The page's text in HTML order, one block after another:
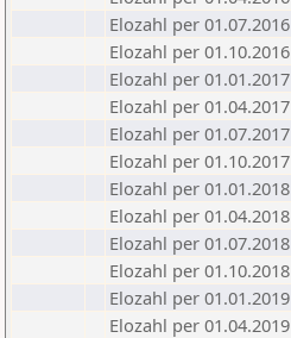
Elozahl per 01.07.2016
Elozahl per 01.10.2016
Elozahl per 01.01.2017
Elozahl per 01.04.2017
Elozahl per 01.07.2017
Elozahl per 01.10.2017
Elozahl per 01.01.2018
Elozahl per 01.04.2018
Elozahl per 01.07.2018
Elozahl per 01.10.2018
Elozahl per 01.01.2019
Elozahl per 01.04.2019